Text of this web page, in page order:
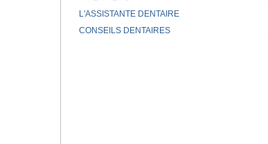
L'ASSISTANTE DENTAIRE
CONSEILS DENTAIRES